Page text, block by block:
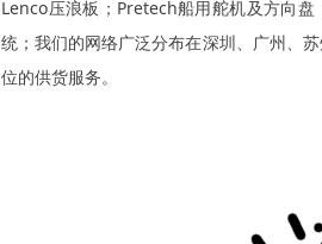
Lenco压浪板；Pretech船用舵机及方向
统；我们的网络广泛分布在深圳、广州、
位的供货服务。